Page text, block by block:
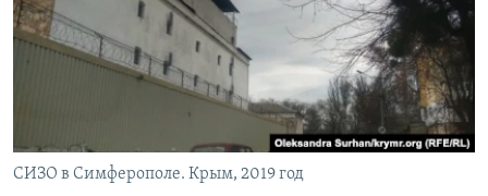
СИЗО в Симферополе. Крым, 2019 год